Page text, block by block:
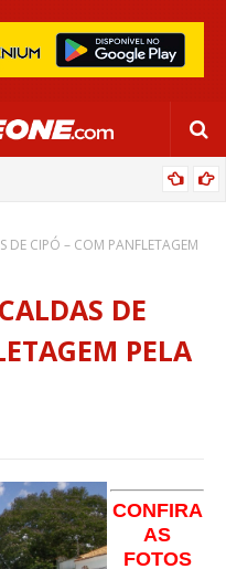
DE CIPÓ – COM PANFLETAGEM
DE
PELA
CONFIRA
AS
FOTOS